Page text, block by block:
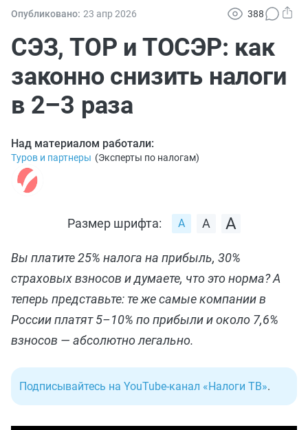
Опубликовано: 23 апр 2026 388
СЭЗ, ТОР и ТОСЭР: как
законно снизить налоги
в 2–3 раза
Над материалом работали:
Туров и партнеры (Эксперты по налогам)
Размер шрифта:
Вы платите 25% налога на прибыль, 30%
страховых взносов и думаете, что это норма? А
теперь представьте: те же самые компании в
России платят 5–10% по прибыли и около 7,6%
взносов — абсолютно легально.
Подписывайтесь на YouTube-канал «Налоги ТВ».